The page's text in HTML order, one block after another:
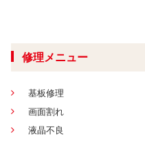
修理メニュー
基板修理
画面割れ
液晶不良